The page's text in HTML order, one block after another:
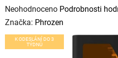
Průměrné
hodnocení
produktu
je
Neohodnoceno Podrobnosti
Značka: Phrozen
K ODESLÁNÍ DO 3
TÝDNŮ